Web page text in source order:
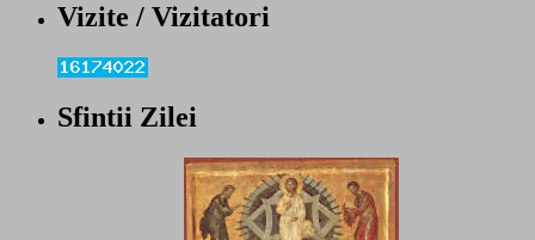
Vizite / Vizitatori
Sfintii Zilei